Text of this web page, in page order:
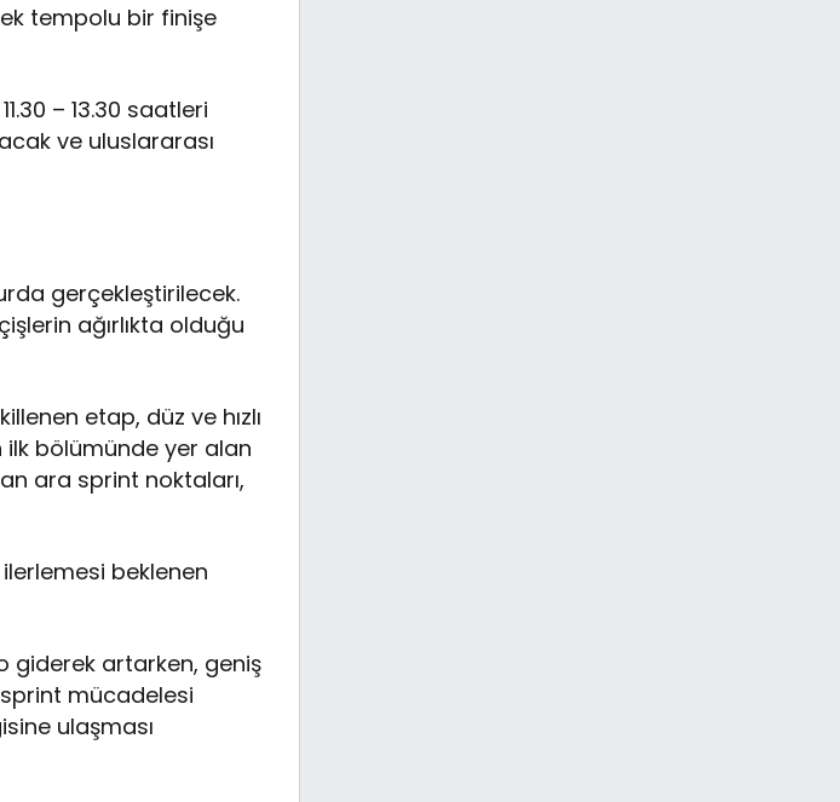
tempolu bir finişe
– 13.30 saatleri
ve uluslararası
gerçekleştirilecek.
ağırlıkta olduğu
etap, düz ve hızlı
ilk bölümünde yer alan
ara sprint noktaları,
beklenen
giderek artarken, geniş
sprint mücadelesi
ulaşması